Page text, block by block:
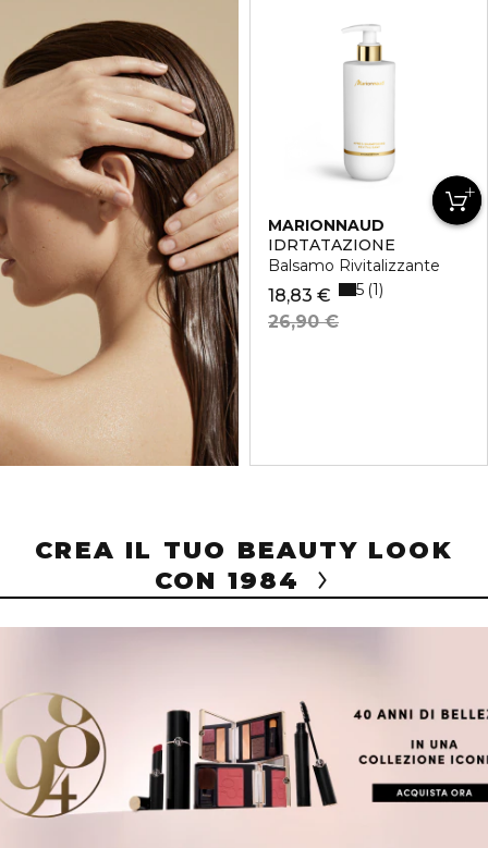
MARIONNAUD
IDRTATAZIONE
Balsamo Rivitalizzante
18,83 €
26,90 €
5 1
CREA IL TUO BEAUTY LOOK
CON 1984